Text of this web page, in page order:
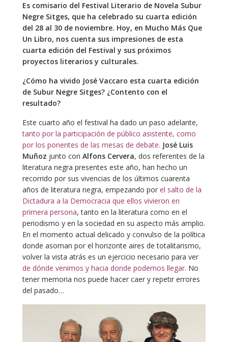
Es comisario del Festival Literario de Novela Subur
Negre Sitges, que ha celebrado su cuarta edición
del 28 al 30 de noviembre. Hoy, en Mucho Más Que
Un Libro, nos cuenta sus impresiones de esta
cuarta edición del Festival y sus próximos
proyectos literarios y culturales.
¿Cómo ha vivido José Vaccaro esta cuarta edición
de Subur Negre Sitges? ¿Contento con el
resultado?
Este cuarto año el festival ha dado un paso adelante,
tanto por la participación de público asistente, como
por los ponentes de las mesas de debate. José Luis
Muñoz junto con Alfons Cervera, dos referentes de la
literatura negra presentes este año, han hecho un
recorrido por sus vivencias de los últimos cuarenta
años de literatura negra, empezando por el salto de la
Dictadura a la Democracia que ellos vivieron en
primera persona, tanto en la literatura como en el
periodismo y en la sociedad en su aspecto más amplio.
En el momento actual delicado y convulso de la política
donde asoman por el horizonte aires de totalitarismo,
volver la vista atrás es un ejercicio necesario para ver
de dónde venimos y hacia donde podemos llegar. No
tener memoria nos puede hacer caer y repetir errores
del pasado…